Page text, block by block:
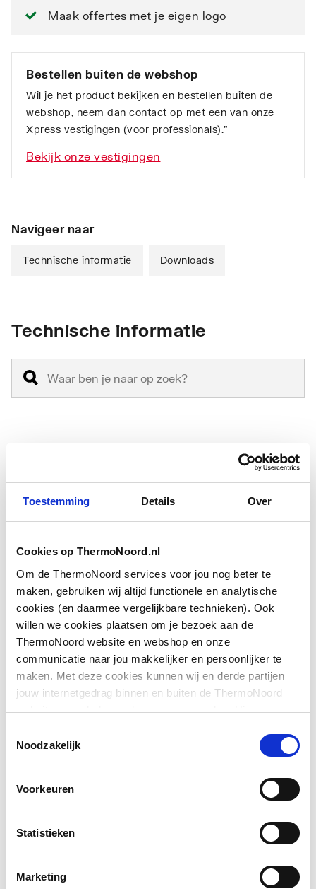
Toestemming Details Over
Cookies op ThermoNoord.nl
Om de ThermoNoord services voor jou nog beter te
maken, gebruiken wij altijd functionele en analytische
cookies (en daarmee vergelijkbare technieken). Ook
willen we cookies plaatsen om je bezoek aan de
ThermoNoord website en webshop en onze
communicatie naar jou makkelijker en persoonlijker te
maken. Met deze cookies kunnen wij en derde partijen
jouw internetgedrag binnen en buiten de ThermoNoord
website en webshop volgen en verzamelen. Hiermee
communicatie aan jouw interesses aan. We slaan je
Noodzakelijk
Voorkeuren
Statistieken
Marketing
Maak offertes met je eigen logo
Bestellen buiten de webshop
Wil je het product bekijken en bestellen buiten de
webshop, neem dan contact op met een van onze
Xpress vestigingen (voor professionals).”
Bekijk onze vestigingen
Navigeer naar
Technische informatie Downloads
Technische informatie
Geschikt voor
hoekinstap
Nee
met zijwand
Geschikt voor montage
op douchebak
Ja
Geschikt voor montage
op tegelvloer
Ja
Geschikt voor
Ja
Glas-/kunststofdecor
voor montage in nis
Inbouwbreedte deur
Toon meer
Downloads
Sfeerbeeld image/jpeg,401 KB